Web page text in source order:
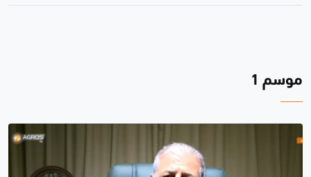
موسم 1